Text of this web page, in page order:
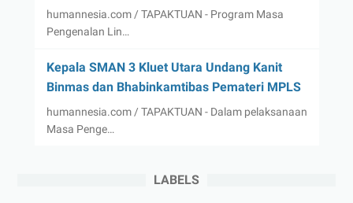
humannesia.com / TAPAKTUAN - Program Masa
Pengenalan Lin…
Kepala SMAN 3 Kluet Utara Undang Kanit
Binmas dan Bhabinkamtibas Pemateri MPLS
humannesia.com / TAPAKTUAN - Dalam pelaksanaan
Masa Penge…
LABELS